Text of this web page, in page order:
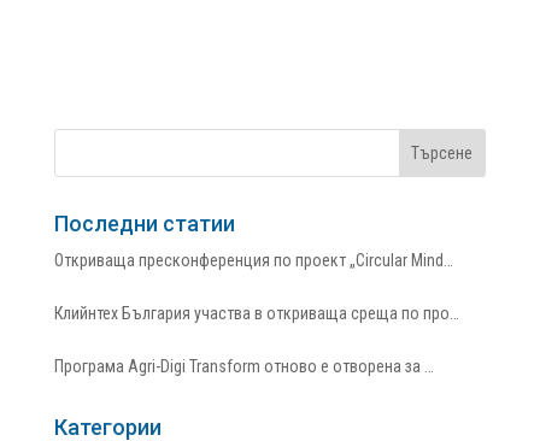
Последни статии
Откриваща пресконференция по проект „Circular Mind…
Клийнтех България участва в откриваща среща по про…
Програма Agri-Digi Transform отново е отворена за …
Категории